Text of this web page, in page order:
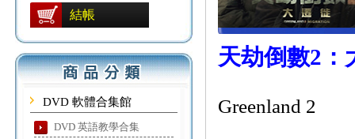
結帳
DVD 軟體合集館
DVD 英語教學合集
天劫倒數2：
Greenland 2